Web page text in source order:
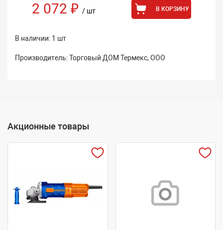
2 072 ₽ / шт В КОРЗИНУ
В наличии: 1 шт
Производитель: Торговый ДОМ Термекс, ООО
Акционные товары